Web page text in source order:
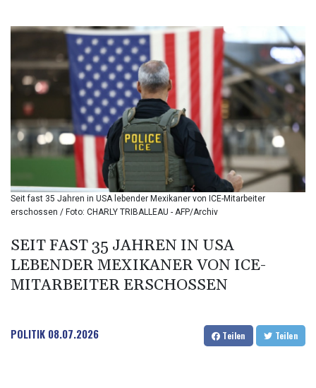
BMD 1.156136
BOB 13.69983
BRL 5.876989
BSD 1.152686
BTN 109.688637
BWP 15.558807
BYN 3.432357
BYR 22660.258427
BZD 2.318271
CAD 1.61333
CDF 2615.761404
CHF 0.93588
CLP 1056.199727
CNY 7.801146
CNH 7.796152
COP 3633.55485
CUC 1.156136
CUP 30.637594
Seit fast 35 Jahren in USA lebender Mexikaner von ICE-Mitarbeiter
erschossen / Foto: CHARLY TRIBALLEAU - AFP/Archiv
SEIT FAST 35 JAHREN IN USA
LEBENDER MEXIKANER VON ICE-
MITARBEITER ERSCHOSSEN
POLITIK 08.07.2026 Teilen Teilen